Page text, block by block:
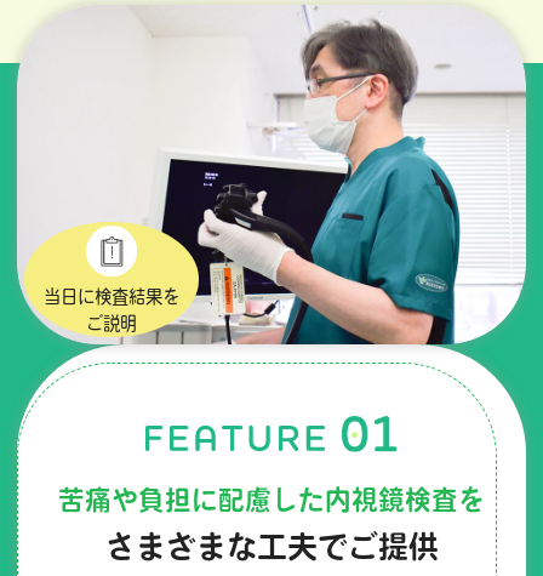
当日に検査結果を
ご説明
苦痛や負担に配慮した内視鏡検査を
さまざまな工夫でご提供